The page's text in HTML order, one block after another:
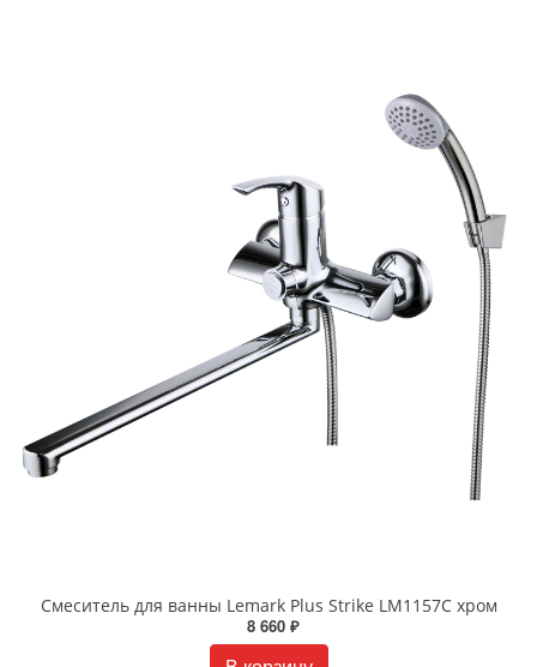
Смеситель для ванны Lemark Plus Strike LM1157C хром
8 660 ₽